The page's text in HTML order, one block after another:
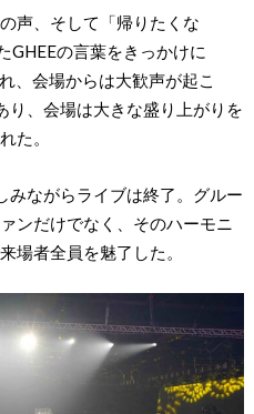
声、そして「帰りたくな
GHEEの言葉をきっかけに
、会場からは大歓声が起こ
り、会場は大きな盛り上がりを
た。
みながらライブは終了。グルー
ンだけでなく、そのハーモニ
場者全員を魅了した。